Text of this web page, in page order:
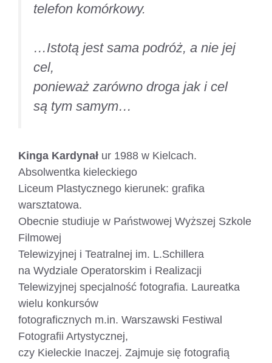
telefon komórkowy.
…Istotą jest sama podróż, a nie jej
cel,
ponieważ zarówno droga jak i cel
są tym samym…
Kinga Kardynał ur 1988 w Kielcach.
Absolwentka kieleckiego
Liceum Plastycznego kierunek: grafika
warsztatowa.
Obecnie studiuje w Państwowej Wyższej Szkole
Filmowej
Telewizyjnej i Teatralnej im. L.Schillera
na Wydziale Operatorskim i Realizacji
Telewizyjnej specjalność fotografia. Laureatka
wielu konkursów
fotograficznych m.in. Warszawski Festiwal
Fotografii Artystycznej,
czy Kieleckie Inaczej. Zajmuje się fotografią